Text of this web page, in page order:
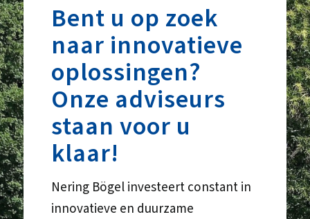
Bent u op zoek
naar innovatieve
oplossingen?
Onze adviseurs
staan voor u
klaar!
Nering Bögel investeert constant in
innovatieve en duurzame